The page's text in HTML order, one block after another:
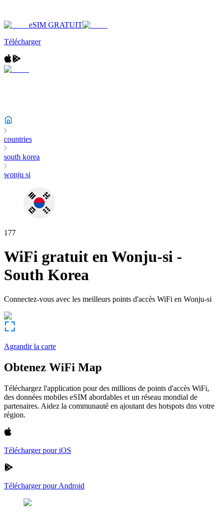
eSIM GRATUIT
Télécharger
countries
south korea
wonju si
177
WiFi gratuit enWonju-si -
South Korea
Connectez-vous avec les meilleurs points d'accès WiFi en Wonju-si
Agrandir la carte
Obtenez WiFi Map
Téléchargez l'application pour des millions de points d'accès WiFi,
des données mobiles eSIM abordables et un réseau mondial de
partenaires. Aidez la communauté en ajoutant des hotspots dns votre
région.
Télécharger pour iOS
Télécharger pour Android